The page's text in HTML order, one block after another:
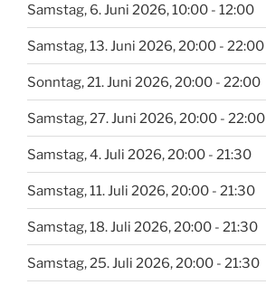
Samstag, 6. Juni 2026, 10:00 - 12:00
Samstag, 13. Juni 2026, 20:00 - 22:00
Sonntag, 21. Juni 2026, 20:00 - 22:00
Samstag, 27. Juni 2026, 20:00 - 22:00
Samstag, 4. Juli 2026, 20:00 - 21:30
Samstag, 11. Juli 2026, 20:00 - 21:30
Samstag, 18. Juli 2026, 20:00 - 21:30
Samstag, 25. Juli 2026, 20:00 - 21:30